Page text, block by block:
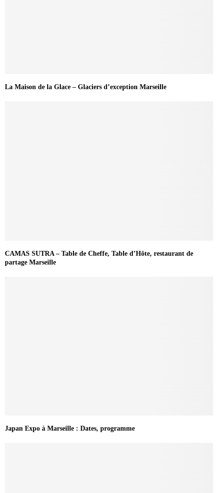
La Maison de la Glace – Glaciers d’exception Marseille
CAMAS SUTRA – Table de Cheffe, Table d’Hôte, restaurant de
partage Marseille
Japan Expo à Marseille : Dates, programme